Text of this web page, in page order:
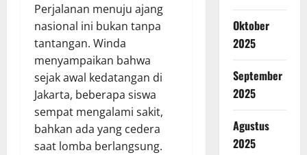
Perjalanan menuju ajang
nasional ini bukan tanpa
tantangan. Winda
menyampaikan bahwa
sejak awal kedatangan di
Jakarta, beberapa siswa
sempat mengalami sakit,
bahkan ada yang cedera
saat lomba berlangsung.
Oktober
2025
September
2025
Agustus
2025